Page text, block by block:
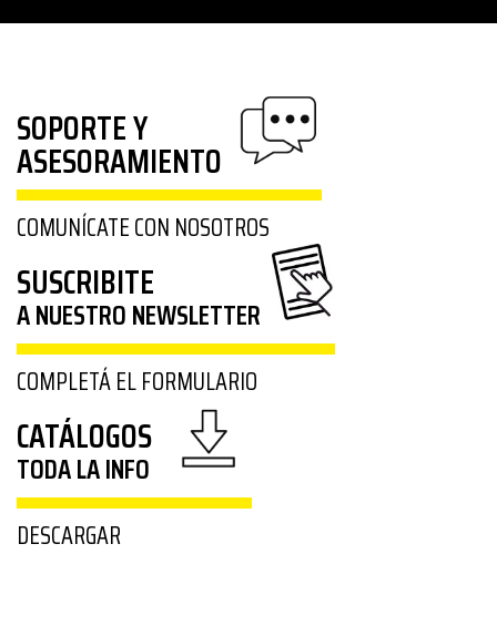
SOPORTE Y
ASESORAMIENTO
COMUNÍCATE CON NOSOTROS
SUSCRIBITE
A NUESTRO NEWSLETTER
COMPLETÁ EL FORMULARIO
CATÁLOGOS
TODA LA INFO
DESCARGAR